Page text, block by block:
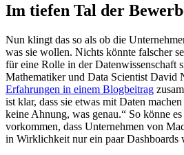
Im tiefen Tal der
Nun klingt das so als ob die
was sie wollen. Nichts könnte falscher
für eine Rolle in der Datenwissenschaft
Mathematiker und Data Scientist David
Erfahrungen in einem Blogbeitrag
ist klar, dass sie etwas mit Daten
keine Ahnung, was genau.“ So könne
vorkommen, dass Unternehmen von
in Wirklichkeit nur ein paar Dashboards